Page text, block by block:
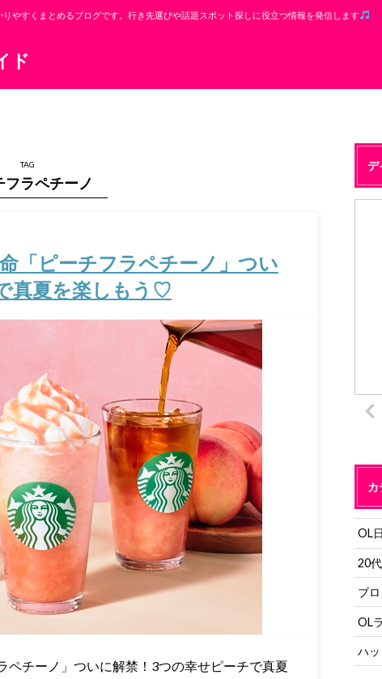
ド
やすくまとめるブログです。行き先選びや話題スポット探しに役立つ情報を発信します
TAG
フラペチーノ
「ピーチフラペチーノ」つい
真夏を楽しもう♡
ペチーノ」ついに解禁！3つの幸せピーチで真夏
デ
カ
OL
20
ブ
OL
ハ